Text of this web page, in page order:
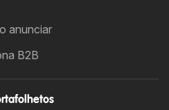
anunciar
B2B